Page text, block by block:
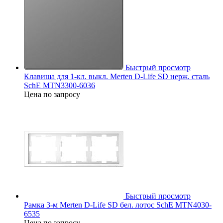
Быстрый просмотр
Клавиша для 1-кл. выкл. Merten D-Life SD нерж. сталь
SchE MTN3300-6036
Цена по запросу
Быстрый просмотр
Рамка 3-м Merten D-Life SD бел. лотос SchE MTN4030-
6535